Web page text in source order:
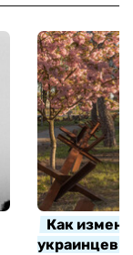
Как
украинцев